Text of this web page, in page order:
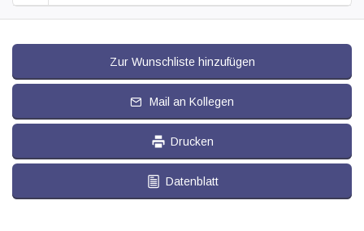
Zur Wunschliste hinzufügen
Mail an Kollegen
Drucken
Datenblatt